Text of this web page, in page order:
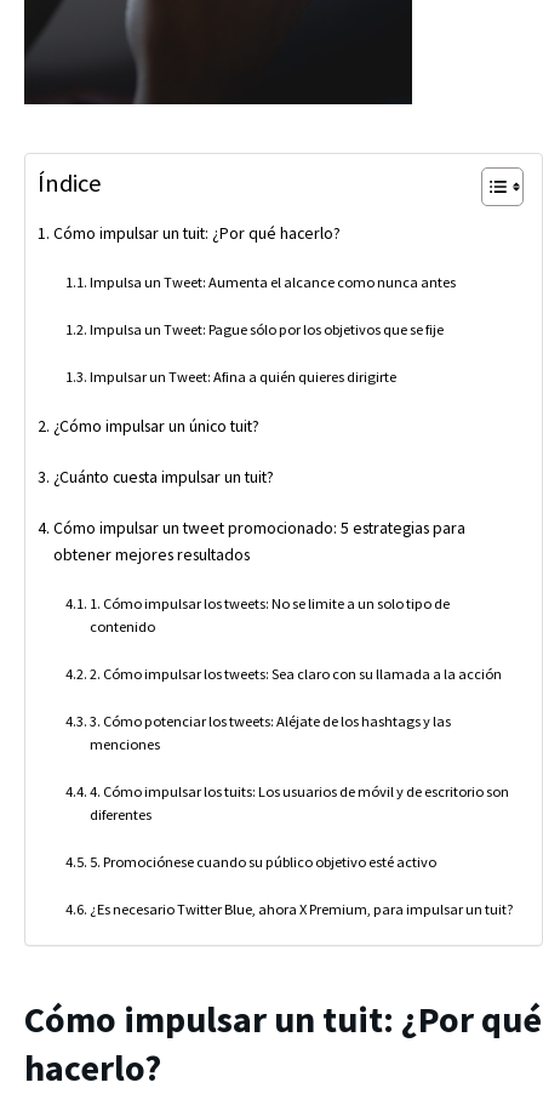
Índice
Cómo impulsar un tuit: ¿Por qué hacerlo?
Impulsa un Tweet: Aumenta el alcance como nunca antes
Impulsa un Tweet: Pague sólo por los objetivos que se fije
Impulsar un Tweet: Afina a quién quieres dirigirte
¿Cómo impulsar un único tuit?
¿Cuánto cuesta impulsar un tuit?
Cómo impulsar un tweet promocionado: 5 estrategias para
obtener mejores resultados
1. Cómo impulsar los tweets: No se limite a un solo tipo de
contenido
2. Cómo impulsar los tweets: Sea claro con su llamada a la acción
3. Cómo potenciar los tweets: Aléjate de los hashtags y las
menciones
4. Cómo impulsar los tuits: Los usuarios de móvil y de escritorio son
diferentes
5. Promociónese cuando su público objetivo esté activo
¿Es necesario Twitter Blue, ahora X Premium, para impulsar un tuit?
Cómo impulsar un tuit: ¿Por qué
hacerlo?